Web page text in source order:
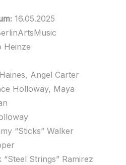
16.05.2025
Heinze
Angel Carter
Holloway, Maya
“Sticks” Walker
Strings” Ramirez